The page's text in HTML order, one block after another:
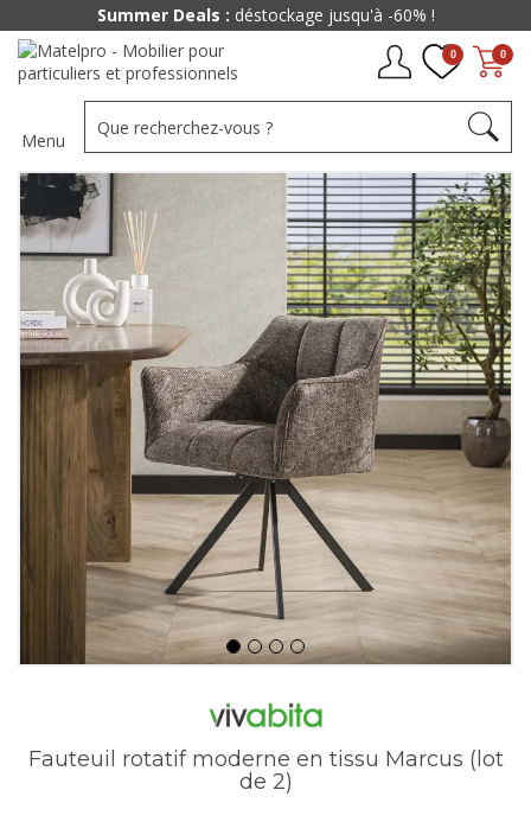
0
0
Menu
Fauteuil rotatif moderne en tissu Marcus (lot
de 2)
Summer Deals : déstockage jusqu'à -60% !